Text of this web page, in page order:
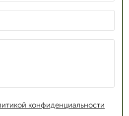
конфиденциальности